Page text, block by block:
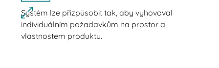
Systém lze přizpůsobit tak, aby vyhovoval
individuálním požadavkům na prostor a
vlastnostem produktu.